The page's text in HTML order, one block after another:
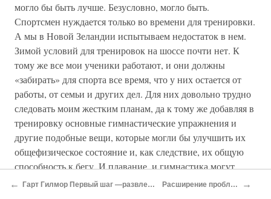
могло бы быть лучше. Безусловно, могло быть.
Спортсмен нуждается только во времени для тренировки.
А мы в Новой Зеландии испытываем недостаток в нем.
Зимой условий для тренировок на шоссе почти нет. К
тому же все мои ученики работают, и они должны
«забирать» для спорта все время, что у них остается от
работы, от семьи и других дел. Для них довольно трудно
следовать моим жестким планам, да к тому же добавляя в
тренировку основные гимнастические упражнения и
другие подобные вещи, которые могли бы улучшить их
общефизическое состояние и, как следствие, их общую
способность к бегу. И плавание, и гимнастика могут
помочь делу, но все, чем располагают мои
← Гарт Гилмор Первый шаг —развлечение Расширение проблемы →